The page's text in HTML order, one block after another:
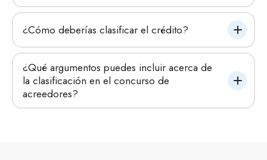
¿Cómo deberías clasificar el crédito?
¿Qué argumentos puedes incluir acerca de
la clasificación en el concurso de
acreedores?